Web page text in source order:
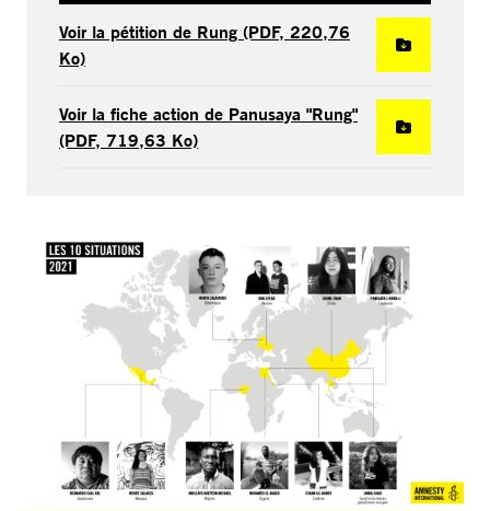
Voir la pétition de Rung (PDF, 220,76
Ko)
Voir la fiche action de Panusaya "Rung"
(PDF, 719,63 Ko)